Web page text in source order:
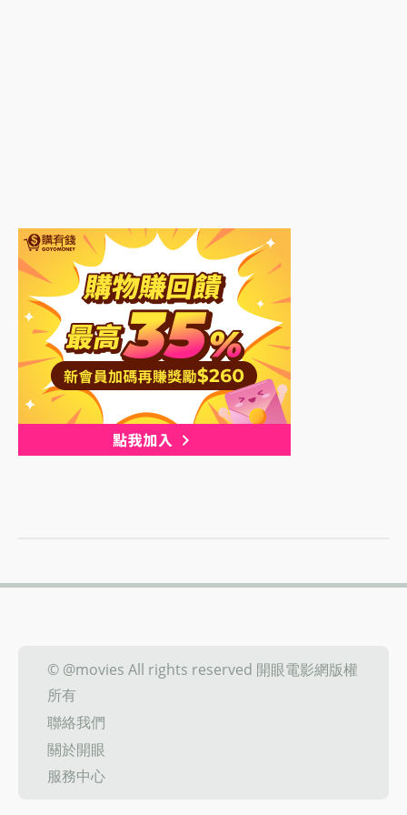
© @movies All rights reserved 開眼電影網版權
所有
聯絡我們
關於開眼
服務中心